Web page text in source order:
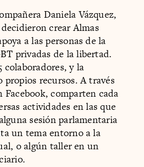
Daniela Vázquez,
crear Almas
a las personas de la
privadas de la libertad.
colaboradores, y la
propios recursos. A través
Facebook, comparten cada
actividades en las que
sesión parlamentaria
un tema entorno a la
o algún taller en un